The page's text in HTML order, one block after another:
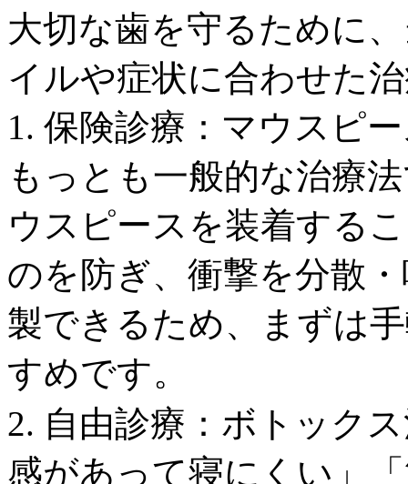
大切な歯を守るために
イルや症状に合わせた
1. 保険診療：マウスピ
もっとも一般的な治療
ウスピースを装着する
のを防ぎ、衝撃を分散
製できるため、まずは
すめです。
2. 自由診療：ボトック
感があって寝にくい」